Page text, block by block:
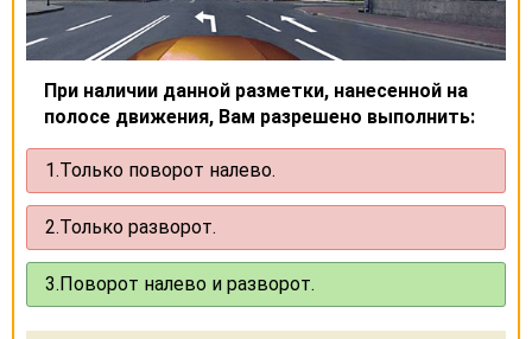
При наличии данной разметки, нанесенной на
полосе движения, Вам разрешено выполнить:
1.Только поворот налево.
2.Только разворот.
3.Поворот налево и разворот.